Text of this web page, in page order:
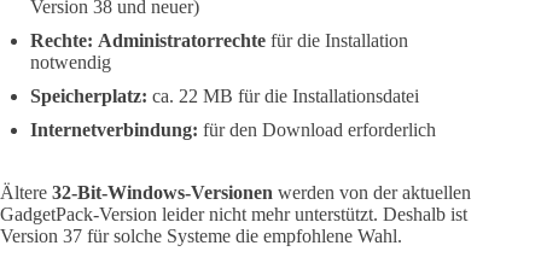
Version 38 und neuer)
Rechte: Administratorrechte für die Installation
notwendig
Speicherplatz: ca. 22 MB für die Installationsdatei
Internetverbindung: für den Download erforderlich
Ältere 32-Bit-Windows-Versionen werden von der aktuellen
GadgetPack-Version leider nicht mehr unterstützt. Deshalb ist
Version 37 für solche Systeme die empfohlene Wahl.